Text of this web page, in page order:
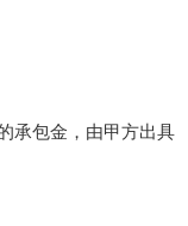
包金，由甲方出具